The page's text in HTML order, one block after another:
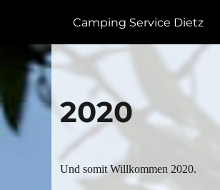
Camping
Camping Service Dietz
2020
Und somit Willkommen 2020.